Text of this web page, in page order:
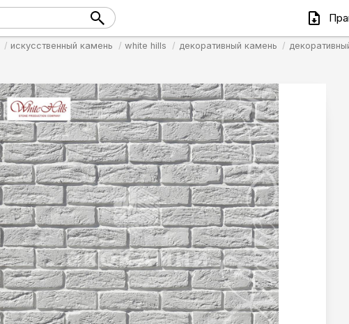
искусственный камень white hills декоративный камень